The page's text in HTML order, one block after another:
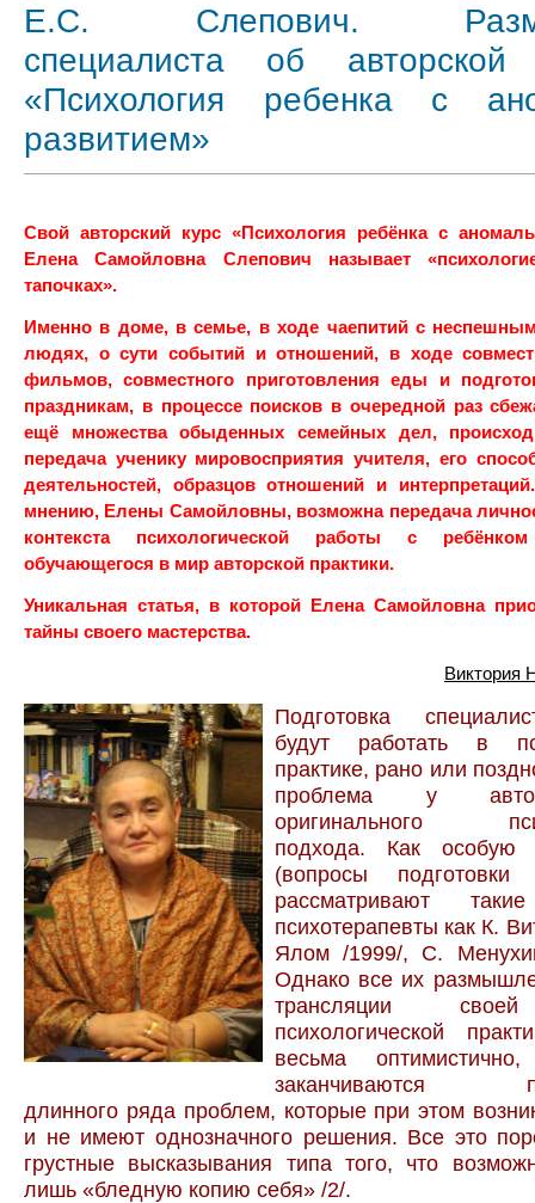
Е.С. Слепович.
специалиста об авторской
«Психология ребенка с
развитием»
Свой авторский курс «Психология ребёнка с
Елена Самойловна Слепович называет
тапочках».
Именно в доме, в семье, в ходе чаепитий с
людях, о сути событий и отношений, в ходе
фильмов, совместного приготовления еды и
праздникам, в процессе поисков в очередной раз
ещё множества обыденных семейных дел,
передача ученику мировосприятия учителя, его
деятельностей, образцов отношений и
мнению, Елены Самойловны, возможна передача
контекста психологической работы с
обучающегося в мир авторской практики.
Уникальная статья, в которой Елена Самойловна
тайны своего мастерства.
Виктория
Подготовка
будут работать в
практике, рано или
проблема у
оригинального
подхода. Как особую
(вопросы подготовки
рассматривают
психотерапевты как К.
Ялом /1999/, С.
Однако все их
трансляции
психологической
весьма
заканчиваются
длинного ряда проблем, которые при этом
и не имеют однозначного решения. Все это
грустные высказывания типа того, что
лишь «бледную копию себя» /2/.